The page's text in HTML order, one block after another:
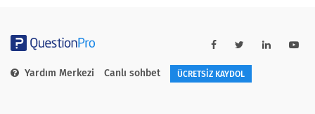
Yardım Merkezi Canlı sohbet ÜCRETSİZ KAYDOL